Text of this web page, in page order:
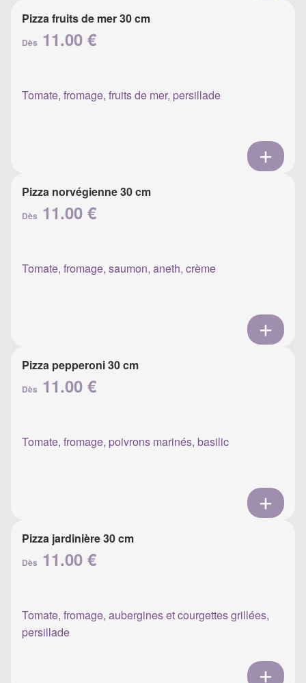
Pizza fruits de mer 30 cm
Dès 11.00 €
Tomate, fromage, fruits de mer, persillade
Pizza norvégienne 30 cm
Dès 11.00 €
Tomate, fromage, saumon, aneth, crème
Pizza pepperoni 30 cm
Dès 11.00 €
Tomate, fromage, poivrons marinés, basilic
Pizza jardinière 30 cm
Dès 11.00 €
Tomate, fromage, aubergines et courgettes grillées,
persillade